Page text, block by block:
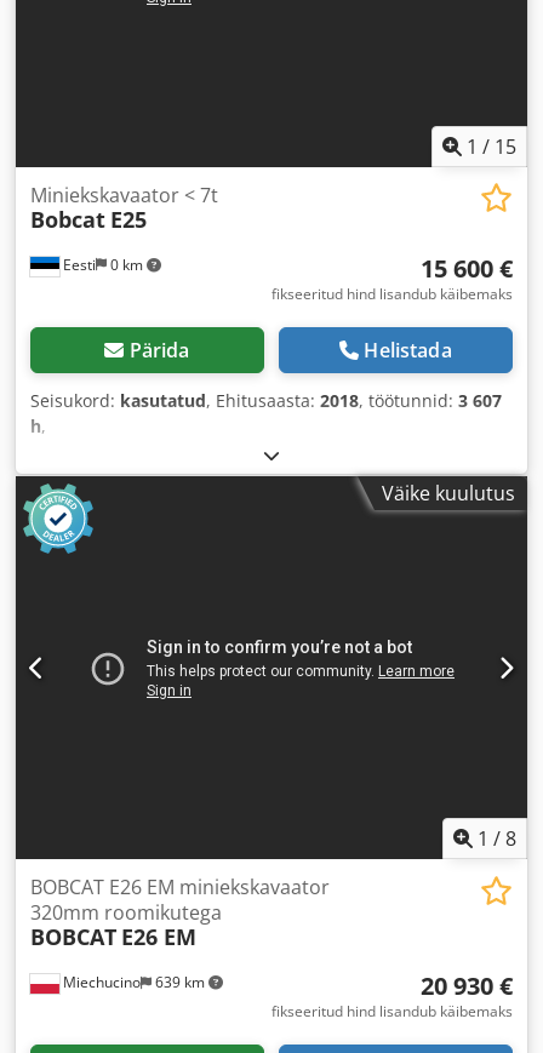
1 / 15
Eesti 0 km
Miniekskavaator < 7t
Bobcat E25
15 600 €
fikseeritud hind lisandub käibemaks
Pärida Helistada
Seisukord: kasutatud, Ehitusaasta: 2018, töötunnid: 3 607
h,
Väike kuulutus
1 /8
Miechucino 639 km
BOBCAT E26 EM miniekskavaator
320mm roomikutega
BOBCAT E26 EM
20 930 €
fikseeritud hind lisandub käibemaks